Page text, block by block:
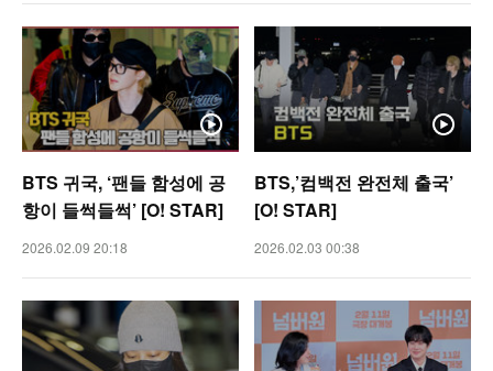
BTS 귀국, ‘팬들 함성에 공
항이 들썩들썩’ [O! STAR]
2026.02.09 20:18
BTS,’컴백전 완전체 출국’
[O! STAR]
2026.02.03 00:38